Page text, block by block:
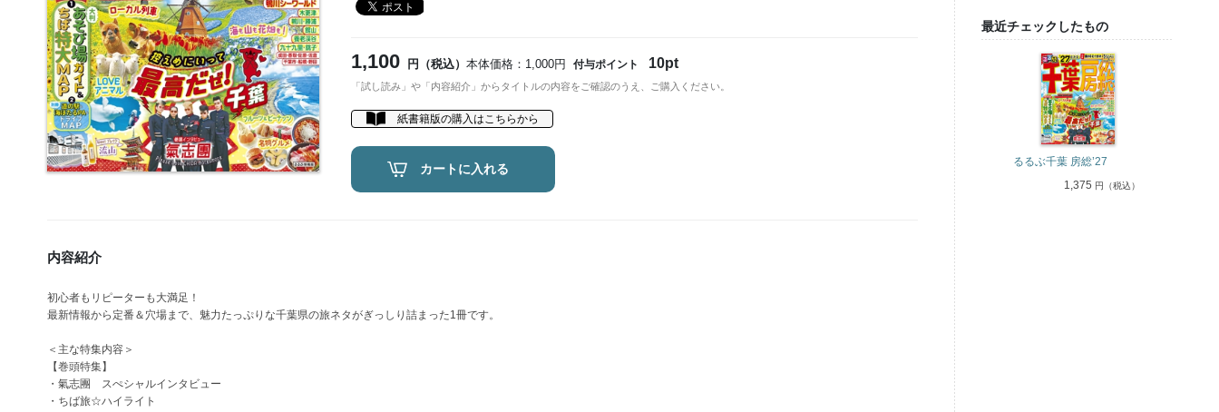
1,100 円（税込） 本体価格：1,000円 付与ポイント 10pt
「試し読み」や「内容紹介」からタイトルの内容をご確認のうえ、ご購入ください。
紙書籍版の購入はこちらから
カートに入れる
内容紹介
初心者もリピーターも大満足！
最新情報から定番＆穴場まで、魅力たっぷりな千葉県の旅ネタがぎっしり詰まった1冊です。
＜主な特集内容＞
【巻頭特集】
・氣志團 スぺシャルインタビュー
・ちば旅☆ハイライト
最近チェックしたもの
るるぶ千葉 房総’27
1,375 円（税込）